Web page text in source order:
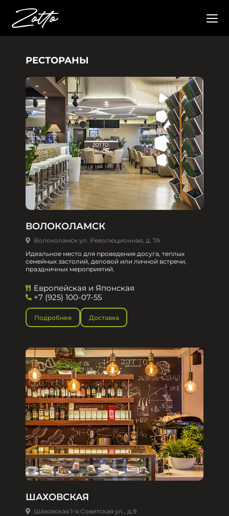
РЕСТОРАНЫ
ВОЛОКОЛАМСК
Волоколамск ул. Революционная, д. 7А
Идеальное место для проведения досуга, теплых
семейных застолий, деловой или личной встречи,
праздничных мероприятий.
Европейская и Японская
+7 (925) 100-07-55
Подробнее Доставка
ШАХОВСКАЯ
Шаховская 1-я Советская ул., д.9